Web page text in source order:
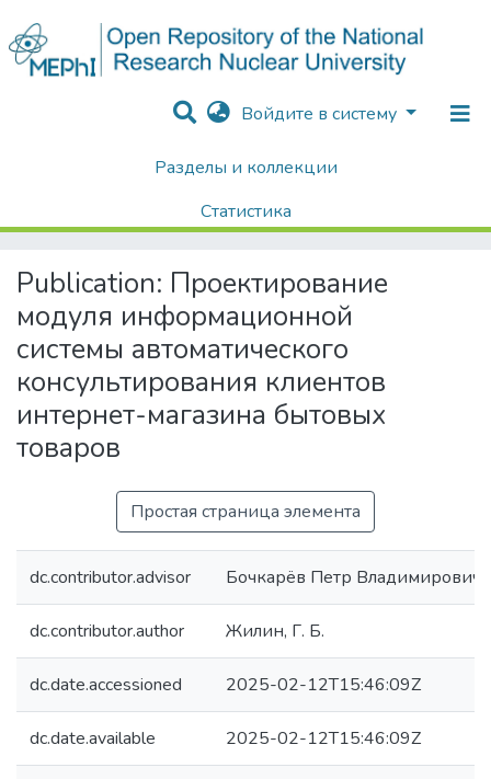
Войдите в систему
Разделы и коллекции
Статистика
Диссертации / Выпускные квалификационные работы
Проектирование модуля информационной системы автоматического консультирования клиентов интернет-магазина бытовых товаров
Publication: Проектирование
модуля информационной
системы автоматического
консультирования клиентов
интернет-магазина бытовых
товаров
Простая страница элемента
dc.contributor.advisor Бочкарёв Петр Владимирович
dc.contributor.author Жилин, Г. Б.
dc.date.accessioned 2025-02-12T15:46:09Z
dc.date.available 2025-02-12T15:46:09Z